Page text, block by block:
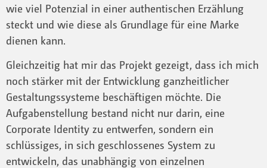
wie viel Potenzial in einer authentischen Erzählung
steckt und wie diese als Grundlage für eine Marke
dienen kann.
Gleichzeitig hat mir das Projekt gezeigt, dass ich mich
noch stärker mit der Entwicklung ganzheitlicher
Gestaltungssysteme beschäftigen möchte. Die
Aufgabenstellung bestand nicht nur darin, eine
Corporate Identity zu entwerfen, sondern ein
schlüssiges, in sich geschlossenes System zu
entwickeln, das unabhängig von einzelnen